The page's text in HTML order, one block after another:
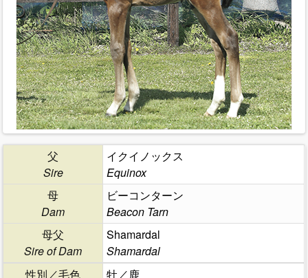
父
Sire
イクイノックス
Equinox
母
Dam
ビーコンターン
Beacon Tarn
母父
Sire of Dam
Shamardal
Shamardal
性別／毛色
牡／鹿